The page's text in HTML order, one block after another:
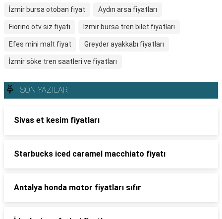
İzmir bursa otoban fiyat Aydın arsa fiyatları
Fiorino ötv siz fiyatı İzmir bursa tren bilet fiyatları
Efes mini malt fiyat Greyder ayakkabı fiyatları
İzmir söke tren saatleri ve fiyatları
SON YAZILAR
Sivas et kesim fiyatları
Starbucks iced caramel macchiato fiyatı
Antalya honda motor fiyatları sıfır